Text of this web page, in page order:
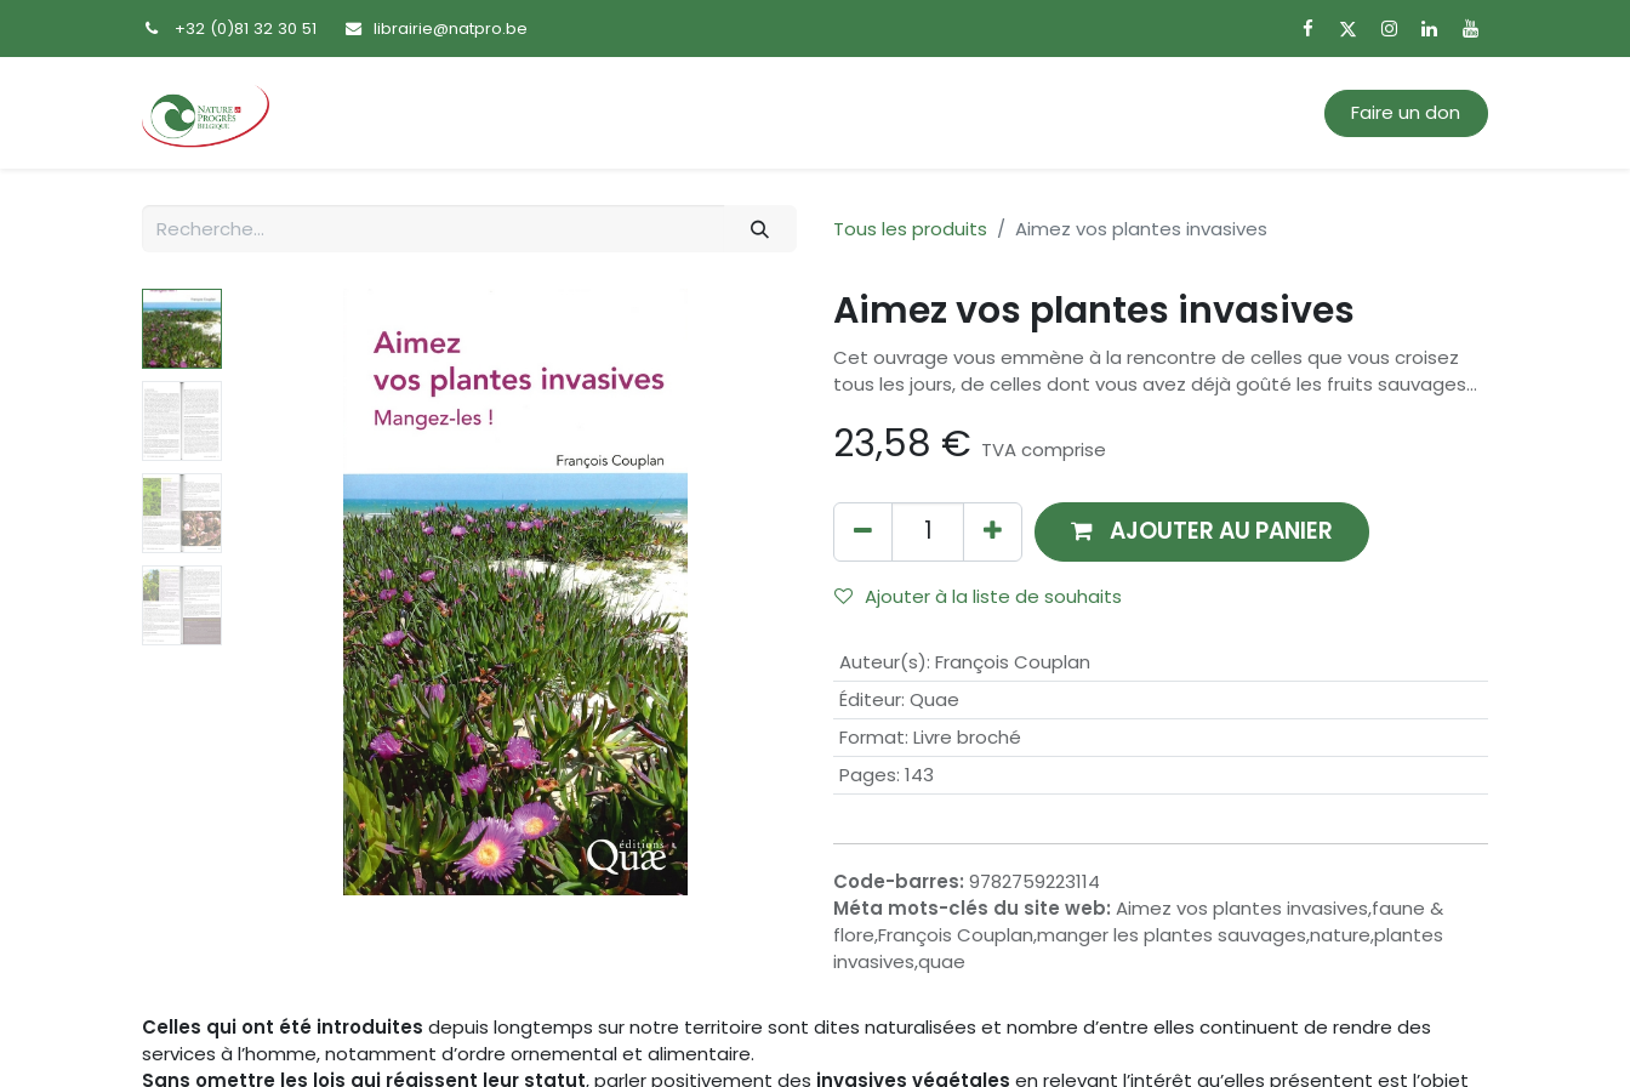
+32 (0)81 32 30 51 librairie@natpro.be
Faire un don
Tous les produits Aimez vos plantes invasives
Aimez vos plantes invasives
Cet ouvrage vous emmène à la rencontre de celles que vous croisez
tous les jours, de celles dont vous avez déjà goûté les fruits sauvages...
23,58 € TVA comprise
AJOUTER AU PANIER
Ajouter à la liste de souhaits
Auteur(s): François Couplan
Éditeur: Quae
Format: Livre broché
Pages: 143
Code-barres: 9782759223114
Méta mots-clés du site web: Aimez vos plantes invasives,faune &
flore,François Couplan,manger les plantes sauvages,nature,plantes
invasives,quae
Celles qui ont été introduites depuis longtemps sur notre territoire sont dites naturalisées et nombre d’entre elles continuent de rendre des
services à l’homme, notamment d’ordre ornemental et alimentaire.
Sans omettre les lois qui régissent leur statut, parler positivement des invasives végétales en relevant l’intérêt qu’elles présentent est l’objet